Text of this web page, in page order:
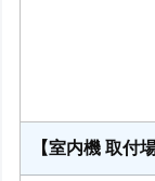
【室内機 取付